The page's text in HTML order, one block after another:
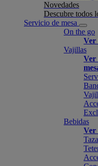
Novedades
Descubre todos
Servicio de mesa
On the go
Ver
Vajillas
Ver
Bebidas
Ver